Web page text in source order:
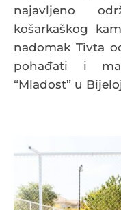
najavljeno
košarkaškog
nadomak Tivta
pohađati i
“Mladost” u